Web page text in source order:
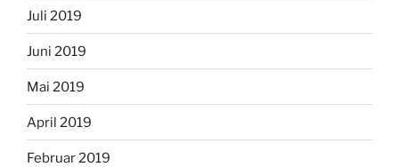
Juli 2019
Juni 2019
Mai 2019
April 2019
Februar 2019